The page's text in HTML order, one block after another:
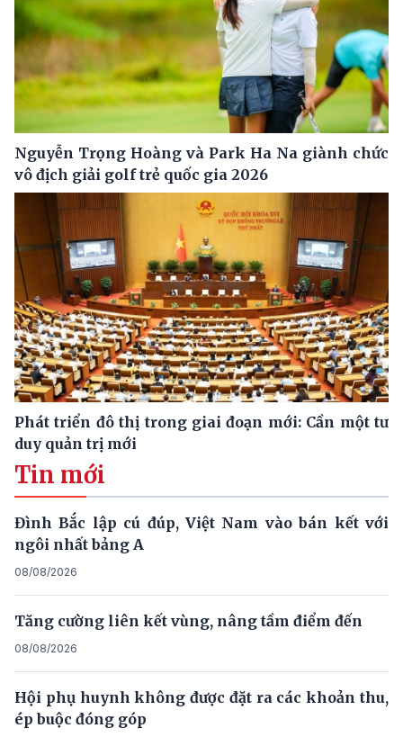
Nguyễn Trọng Hoàng và Park Ha Na giành chức
vô địch giải golf trẻ quốc gia 2026
Phát triển đô thị trong giai đoạn mới: Cần một tư
duy quản trị mới
Tin mới
Đình Bắc lập cú đúp, Việt Nam vào bán kết với
ngôi nhất bảng A
08/08/2026
Tăng cường liên kết vùng, nâng tầm điểm đến
08/08/2026
Hội phụ huynh không được đặt ra các khoản thu,
ép buộc đóng góp